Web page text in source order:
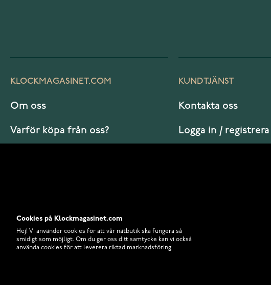
KLOCKMAGASINET.COM
Om oss
Varför köpa från oss?
KUNDTJÄNST
Kontakta oss
Logga in / registrera
Cookies på Klockmagasinet.com
Hej! Vi använder cookies för att vår nätbutik ska fungera så
smidigt som möjligt. Om du ger oss ditt samtycke kan vi också
använda cookies för att leverera riktad marknadsföring.